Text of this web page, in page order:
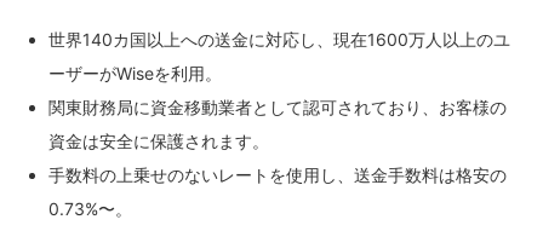
世界140カ国以上への送金に対応し、現在1600万人以上のユ
ーザーがWiseを利用。
関東財務局に資金移動業者として認可されており、お客様の
資金は安全に保護されます。
手数料の上乗せのないレートを使用し、送金手数料は格安の
0.73%〜。